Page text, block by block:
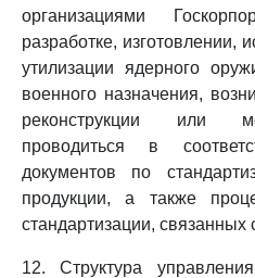
организациями
разработке, изготовлении,
утилизации ядерного
военного назначения,
реконструкции или
проводиться в
документов по
продукции, а также
стандартизации, связанных
12. Структура